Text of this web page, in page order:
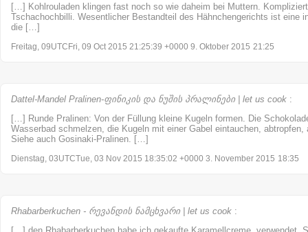
[…] Kohlrouladen klingen fast noch so wie daheim bei Muttern.
Tschachochbilli. Wesentlicher Bestandteil des Hähnchengerichts ist eine
die […]
Freitag, 09UTCFri, 09 Oct 2015 21:25:39 +0000 9. Oktober 2015 21:25
Dattel-Mandel Pralinen-ფინიკის და ნუშის პრალინები | let us cook :
[…] Runde Pralinen: Von der Füllung kleine Kugeln formen. Die
Wasserbad schmelzen, die Kugeln mit einer Gabel eintauchen,
Siehe auch Gosinaki-Pralinen. […]
Dienstag, 03UTCTue, 03 Nov 2015 18:35:02 +0000 3. November 2015 18:35
Rhabarberkuchen - რევანდის ნამცხვარი | let us cook :